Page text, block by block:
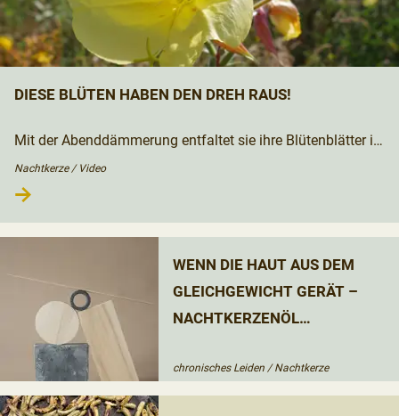
DIESE BLÜTEN HABEN DEN DREH RAUS!
Mit der Abenddämmerung entfaltet sie ihre Blütenblätter in
verblüffendem Tempo. Dieses eindrucksvolle
Naturschauspiel sollte man sich an einem lauen
haben hier erste Eindrücke zusammengestellt.
Nachtkerze / Video
→
WENN DIE HAUT AUS DEM
GLEICHGEWICHT GERÄT –
NACHTKERZENÖL
chronisches Leiden /Nachtkerze